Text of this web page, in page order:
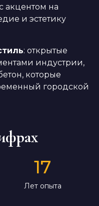
акцентом на
и эстетику
: открытые
индустрии,
которые
городской
17
Лет опыта